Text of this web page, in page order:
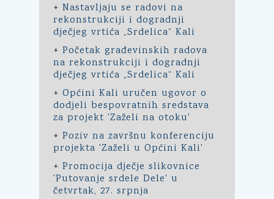
+ Nastavljaju se radovi na
rekonstrukciji i dogradnji
dječjeg vrtića „Srdelica“ Kali
+ Početak građevinskih radova
na rekonstrukciji i dogradnji
dječjeg vrtića „Srdelica“ Kali
+ Općini Kali uručen ugovor o
dodjeli bespovratnih sredstava
za projekt 'Zaželi na otoku'
+ Poziv na završnu konferenciju
projekta 'Zaželi u Općini Kali'
+ Promocija dječje slikovnice
'Putovanje srdele Dele' u
četvrtak, 27. srpnja